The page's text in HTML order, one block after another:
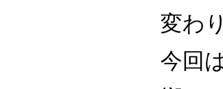
変わ
今回